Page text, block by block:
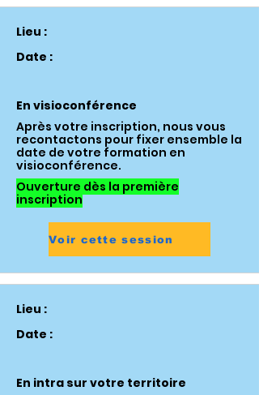
Lieu :
Date :
En visioconférence
Après votre inscription, nous vous
recontactons pour fixer ensemble la
date de votre formation en
visioconférence.
Ouverture dès la première
inscription
Voir cette session
Lieu :
Date :
En intra sur votre territoire